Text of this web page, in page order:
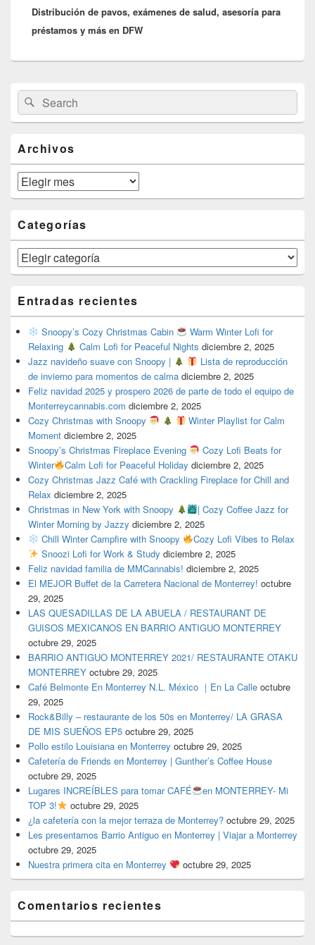
post:
Distribución de pavos, exámenes de salud, asesoría para
préstamos y más en DFW
Primary
Sidebar
Widget
Area
Search
for:
Search
Archivos
Archivos
Categorías
Categorías
Entradas recientes
Snoopy’s Cozy Christmas Cabin
Warm Winter Lofi for
Relaxing
Calm Lofi for Peaceful Nights diciembre 2, 2025
Jazz navideño suave con Snoopy |
Lista de reproducción
de invierno para momentos de calma diciembre 2, 2025
Feliz navidad 2025 y prospero 2026 de parte de todo el equipo de
Monterreycannabis.com diciembre 2, 2025
Cozy Christmas with Snoopy
Winter Playlist for Calm
Moment diciembre 2, 2025
Snoopy’s Christmas Fireplace Evening
Cozy Lofi Beats for
Winter
Calm Lofi for Peaceful Holiday diciembre 2, 2025
Cozy Christmas Jazz Café with Crackling Fireplace for Chill and
Relax diciembre 2, 2025
Christmas in New York with Snoopy
| Cozy Coffee Jazz for
Winter Morning by Jazzy diciembre 2, 2025
Chill Winter Campfire with Snoopy
Cozy Lofi Vibes to Relax
Snoozi Lofi for Work & Study diciembre 2, 2025
Feliz navidad familia de MMCannabis! diciembre 2, 2025
El MEJOR Buffet de la Carretera Nacional de Monterrey! octubre
29, 2025
LAS QUESADILLAS DE LA ABUELA / RESTAURANT DE
GUISOS MEXICANOS EN BARRIO ANTIGUO MONTERREY
octubre 29, 2025
BARRIO ANTIGUO MONTERREY 2021/ RESTAURANTE OTAKU
MONTERREY octubre 29, 2025
Café Belmonte En Monterrey N.L. México ｜En La Calle octubre
29, 2025
Rock&Billy – restaurante de los 50s en Monterrey/ LA GRASA
DE MIS SUEÑOS EP5 octubre 29, 2025
Pollo estilo Louisiana en Monterrey octubre 29, 2025
Cafetería de Friends en Monterrey | Gunther’s Coffee House
octubre 29, 2025
Lugares INCREÍBLES para tomar CAFÉ
en MONTERREY- Mi
TOP 3!
octubre 29, 2025
¿la cafetería con la mejor terraza de Monterrey? octubre 29, 2025
Les presentamos Barrio Antiguo en Monterrey | Viajar a Monterrey
octubre 29, 2025
Nuestra primera cita en Monterrey
octubre 29, 2025
Comentarios recientes